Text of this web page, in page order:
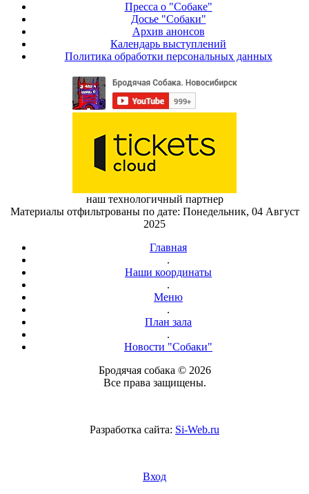
Пресса о "Собаке"
Досье "Собаки"
Архив анонсов
Календарь выступлений
Политика обработки персональных данных
наш технологичный партнер
Материалы отфильтрованы по дате: Понедельник, 04 Август
2025
Главная
.
Наши координаты
.
Меню
.
План зала
.
Новости "Собаки"
Бродячая собака © 2026
Все права защищены.
Разработка сайта: Si-Web.ru
Вход